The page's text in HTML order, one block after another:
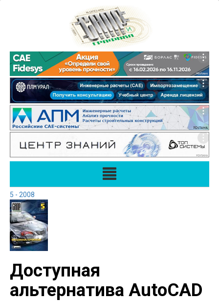
5 - 2008
Доступная
альтернатива AutoCAD